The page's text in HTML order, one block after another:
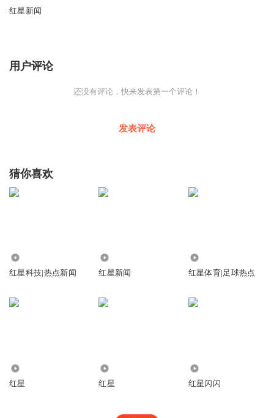
建华和赵丽颖“圈粉”。赵丽颖更是凭借“花千骨”这个角色，
红星新闻
用户评论
还没有评论，快来发表第一个评论！
发表评论
猜你喜欢
红星科技|热点新闻 红星新闻 红星体育|足球热点
红星 红星 红星闪闪